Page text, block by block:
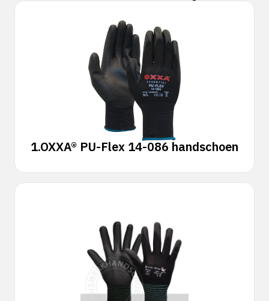
1.OXXA® PU-Flex 14-086 handschoen